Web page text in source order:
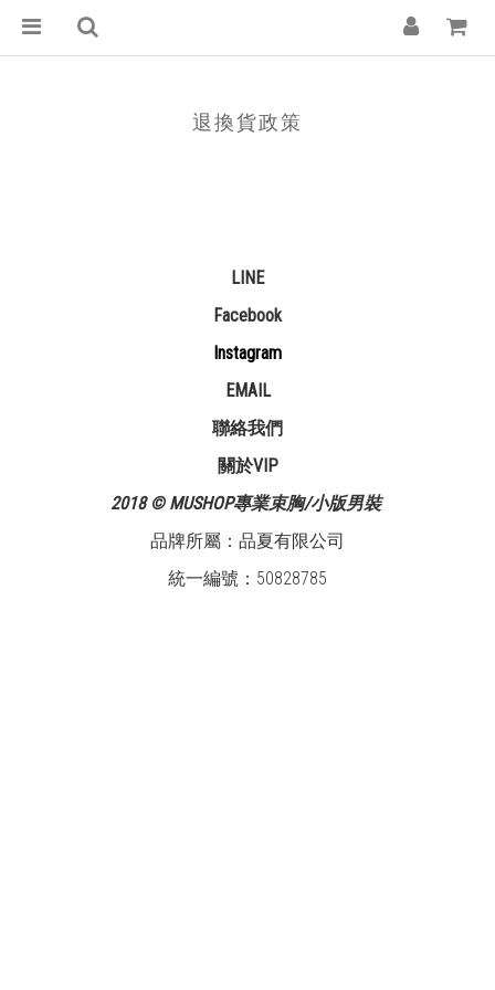
退換貨政策
LINE
Facebook
Instagram
EMAIL
聯絡我們
關於VIP
2018 © MUSHOP專業束胸/小版男裝
品牌所屬：品夏有限公司
統一編號：50828785